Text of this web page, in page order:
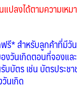
ปลงได้ตามความเหม
รี* สำหรับลูกค้าที่มีวั
งวันเกิดตอนที่จองแ
บบัตร เช่น บัตรประ
นเกิด